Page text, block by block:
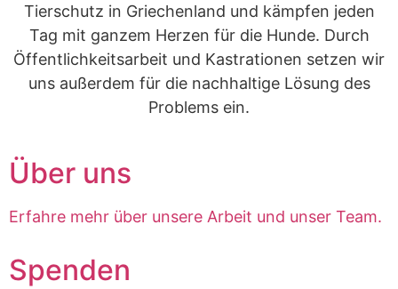
Tierschutz in Griechenland und kämpfen jeden
Tag mit ganzem Herzen für die Hunde. Durch
Öffentlichkeitsarbeit und Kastrationen setzen wir
uns außerdem für die nachhaltige Lösung des
Problems ein.
Über uns
Erfahre mehr über unsere Arbeit und unser Team.
Spenden